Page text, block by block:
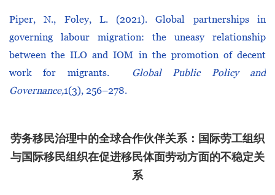
Piper, N., Foley, L. (2021). Global partnerships in
governing labour migration: the uneasy relationship
between the ILO and IOM in the promotion of decent
work for migrants. Global Public Policy and
Governance,1(3), 256–278.
劳务移民治理中的全球合作伙伴关系：国际劳工组织
与国际移民组织在促进移民体面劳动方面的不稳定关
系